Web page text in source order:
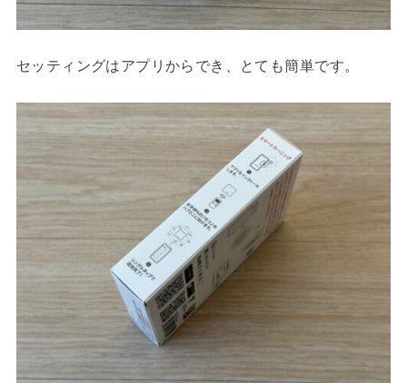
セッティングはアプリからでき、とても簡単です。